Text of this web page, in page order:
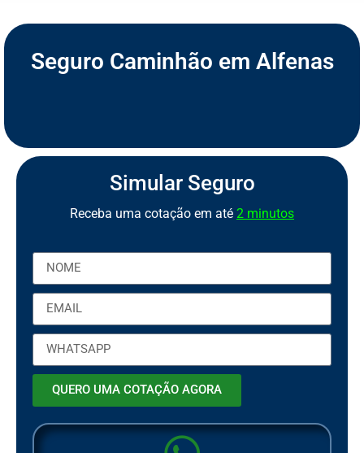
Seguro Caminhão em Alfenas
Simular Seguro
Receba uma cotação em até 2 minutos
QUERO UMA COTAÇÃO AGORA